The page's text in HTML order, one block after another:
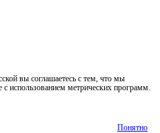
вы соглашаетесь с тем, что мы
использованием метрических программ.
Понятно